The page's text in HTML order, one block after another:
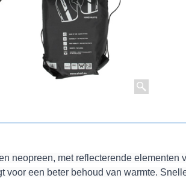
neopreen, met reflecterende elementen
voor een beter behoud van warmte.